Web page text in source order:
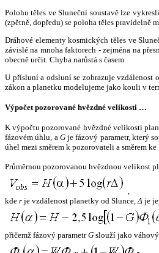
Polohu těles ve Sluneční soustavě lze
(zpětně, dopředu) se poloha těles pravidelně
Dráhové elementy kosmických těles ve
závislé na mnoha faktorech - zejména na
obecně určit. Chyba narůstá s časem.
U přísluní a odsluní se zobrazuje vzdálenost
zákon a planetku modelujeme jako kouli v
Výpočet pozorované hvězdné velikosti …
K výpočtu pozorované hvězdné velikosti
fázovém úhlu, a Gje fázový parametr, který
úhel mezi směrem k pozorovateli a směrem
Průměrnou pozorovanou hvězdnou velikost
,
kde r je vzdálenost planetky od Slunce,Δ je
přičemž fázový parametrG slouží jako